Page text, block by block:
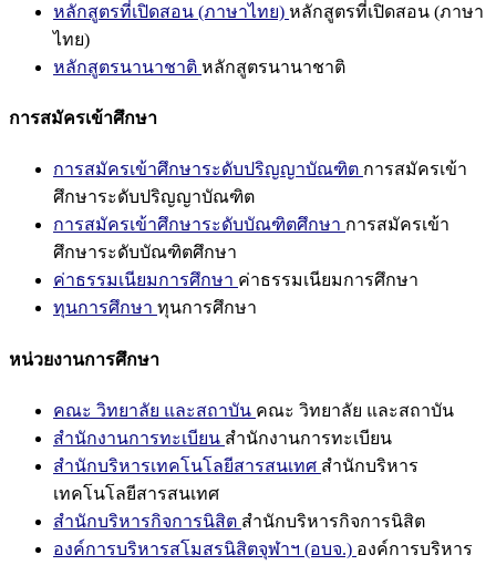
หลักสูตรที่เปิดสอน (ภาษาไทย) หลักสูตรที่เปิดสอน (ภาษา
ไทย)
หลักสูตรนานาชาติ หลักสูตรนานาชาติ
การสมัครเข้าศึกษา
การสมัครเข้าศึกษาระดับปริญญาบัณฑิต การสมัครเข้า
ศึกษาระดับปริญญาบัณฑิต
การสมัครเข้าศึกษาระดับบัณฑิตศึกษา การสมัครเข้า
ศึกษาระดับบัณฑิตศึกษา
ค่าธรรมเนียมการศึกษา ค่าธรรมเนียมการศึกษา
ทุนการศึกษา ทุนการศึกษา
หน่วยงานการศึกษา
คณะ วิทยาลัย และสถาบัน คณะ วิทยาลัย และสถาบัน
สำนักงานการทะเบียน สำนักงานการทะเบียน
สำนักบริหารเทคโนโลยีสารสนเทศ สำนักบริหาร
เทคโนโลยีสารสนเทศ
สำนักบริหารกิจการนิสิต สำนักบริหารกิจการนิสิต
องค์การบริหารสโมสรนิสิตจุฬาฯ (อบจ.) องค์การบริหาร